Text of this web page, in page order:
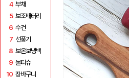
4 부채
5 보조배터리
6 수건
7 선풍기
8 보온보냉백
9 물티슈
10 장바구니